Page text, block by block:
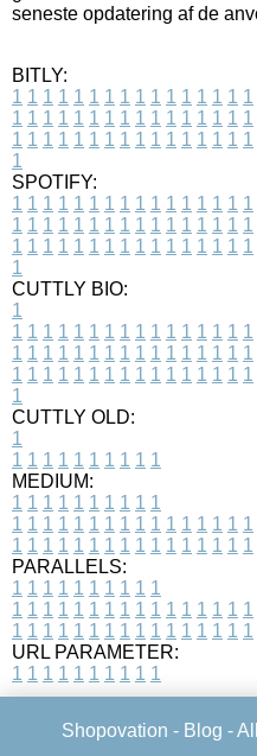
seneste opdatering af de
BITLY:
1 1 1 1 1 1 1 1 1 1 1 1 1 1 1 1
1 1 1 1 1 1 1 1 1 1 1 1 1 1 1 1
1 1 1 1 1 1 1 1 1 1 1 1 1 1 1 1
1
SPOTIFY:
1 1 1 1 1 1 1 1 1 1 1 1 1 1 1 1
1 1 1 1 1 1 1 1 1 1 1 1 1 1 1 1
1 1 1 1 1 1 1 1 1 1 1 1 1 1 1 1
1
CUTTLY BIO:
1
1 1 1 1 1 1 1 1 1 1 1 1 1 1 1 1
1 1 1 1 1 1 1 1 1 1 1 1 1 1 1 1
1 1 1 1 1 1 1 1 1 1 1 1 1 1 1 1
1
CUTTLY OLD:
1
1 1 1 1 1 1 1 1 1 1
MEDIUM:
1 1 1 1 1 1 1 1 1 1
1 1 1 1 1 1 1 1 1 1 1 1 1 1 1 1
1 1 1 1 1 1 1 1 1 1 1 1 1 1 1 1
PARALLELS:
1 1 1 1 1 1 1 1 1 1
1 1 1 1 1 1 1 1 1 1 1 1 1 1 1 1
1 1 1 1 1 1 1 1 1 1 1 1 1 1 1 1
URL PARAMETER:
1 1 1 1 1 1 1 1 1 1
Shopovation - Blog -